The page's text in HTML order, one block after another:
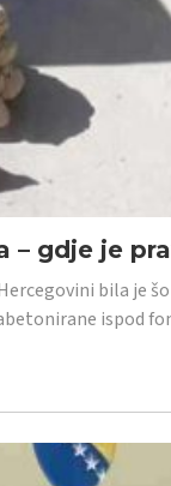
– gdje je
bila je
ispod